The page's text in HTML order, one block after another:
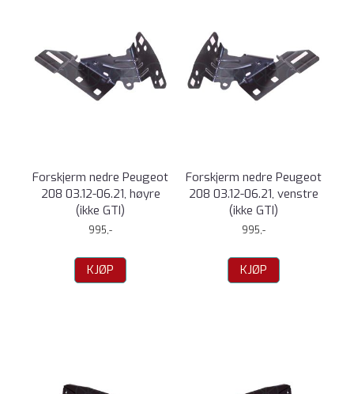
Forskjerm nedre Peugeot
208 03.12-06.21, høyre
(ikke GTI)
995,-
KJØP
Forskjerm nedre Peugeot
208 03.12-06.21, venstre
(ikke GTI)
995,-
KJØP